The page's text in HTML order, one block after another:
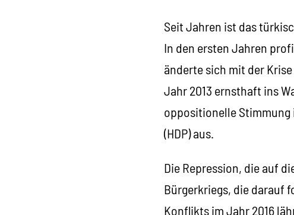
Seit Jahren ist das
In den ersten Jahren
änderte sich mit der
Jahr 2013 ernsthaft ins
oppositionelle
(HDP) aus.
Die Repression, die auf
Bürgerkriegs, die darauf
Konflikts im Jahr 2016